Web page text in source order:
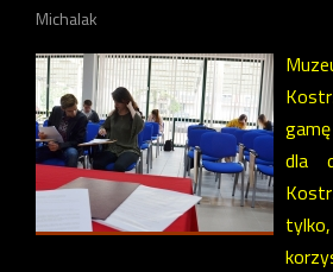
Michalak
dla